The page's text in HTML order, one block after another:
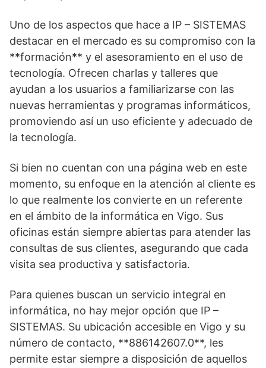
Uno de los aspectos que hace a IP – SISTEMAS
destacar en el mercado es su compromiso con la
**formación** y el asesoramiento en el uso de
tecnología. Ofrecen charlas y talleres que
ayudan a los usuarios a familiarizarse con las
nuevas herramientas y programas informáticos,
promoviendo así un uso eficiente y adecuado de
la tecnología.
Si bien no cuentan con una página web en este
momento, su enfoque en la atención al cliente es
lo que realmente los convierte en un referente
en el ámbito de la informática en Vigo. Sus
oficinas están siempre abiertas para atender las
consultas de sus clientes, asegurando que cada
visita sea productiva y satisfactoria.
Para quienes buscan un servicio integral en
informática, no hay mejor opción que IP –
SISTEMAS. Su ubicación accesible en Vigo y su
número de contacto, **886142607.0**, les
permite estar siempre a disposición de aquellos